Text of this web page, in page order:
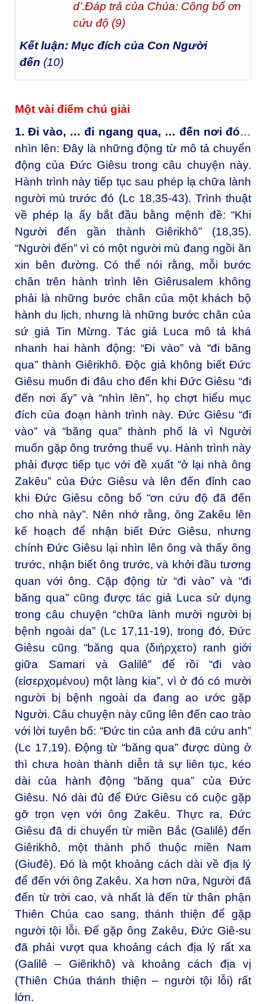
d’.Đáp trả của Chúa: Công bố ơn
cứu độ (9)
Kết luận: Mục đích của Con Người
đến (10)
Một vài điểm chú giải
1. Đi vào, … đi ngang qua, … đến nơi đó…
nhìn lên: Đây là những động từ mô tả chuyển
động của Đức Giêsu trong câu chuyện này.
Hành trình này tiếp tục sau phép lạ chữa lành
người mù trước đó (Lc 18,35-43). Trình thuật
về phép lạ ấy bắt đầu bằng mệnh đề: “Khi
Người đến gần thành Giêrikhô” (18,35).
“Người đến” vì có một người mù đang ngồi ăn
xin bên đường. Có thể nói rằng, mỗi bước
chân trên hành trình lên Giêrusalem không
phải là những bước chân của một khách bộ
hành du lịch, nhưng là những bước chân của
sứ giả Tin Mừng. Tác giả Luca mô tả khá
nhanh hai hành động: “Đi vào” và “đi băng
qua” thành Giêrikhô. Độc giả không biết Đức
Giêsu muốn đi đâu cho đến khi Đức Giêsu “đi
đến nơi ấy” và “nhìn lên”, họ chợt hiểu mục
đích của đoạn hành trình này. Đức Giêsu “đi
vào” và “băng qua” thành phố là vì Người
muốn gặp ông trưởng thuế vụ. Hành trình này
phải được tiếp tục với đề xuất “ở lại nhà ông
Zakêu” của Đức Giêsu và lên đến đỉnh cao
khi Đức Giêsu công bố “ơn cứu độ đã đến
cho nhà này”. Nên nhớ rằng, ông Zakêu lên
kế hoạch để nhận biết Đức Giêsu, nhưng
chính Đức Giêsu lại nhìn lên ông và thấy ông
trước, nhận biết ông trước, và khởi đầu tương
quan với ông. Cặp động từ “đi vào” và “đi
băng qua” cũng được tác giả Luca sử dụng
trong câu chuyện “chữa lành mười người bị
bệnh ngoài da” (Lc 17,11-19), trong đó, Đức
Giêsu cũng “băng qua (διήρχετο) ranh giới
giữa Samari và Galilê” để rồi “đi vào
(εἰσερχομένου) một làng kia”, vì ở đó có mười
người bị bệnh ngoài da đang ao ước gặp
Người. Câu chuyện này cũng lên đến cao trào
với lời tuyên bố: “Đức tin của anh đã cứu anh”
(Lc 17,19). Động từ “băng qua” được dùng ở
thì chưa hoàn thành diễn tả sự liên tục, kéo
dài của hành động “băng qua” của Đức
Giêsu. Nó dài đủ để Đức Giêsu có cuộc gặp
gỡ trọn vẹn với ông Zakêu. Thực ra, Đức
Giêsu đã di chuyển từ miền Bắc (Galilê) đến
Giêrikhô, một thành phố thuộc miền Nam
(Giuđê). Đó là một khoảng cách dài về địa lý
để đến với ông Zakêu. Xa hơn nữa, Người đã
đến từ trời cao, và nhất là đến từ thân phận
Thiên Chúa cao sang, thánh thiện để gặp
người tội lỗi. Để gặp ông Zakêu, Đức Giê-su
đã phải vượt qua khoảng cách địa lý rất xa
(Galilê – Giêrikhô) và khoảng cách địa vị
(Thiên Chúa thánh thiện – người tội lỗi) rất
lớn.